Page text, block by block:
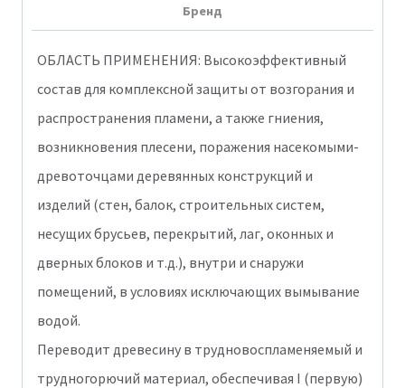
Бренд
ОБЛАСТЬ ПРИМЕНЕНИЯ: Высокоэффективный
состав для комплексной защиты от возгорания и
распространения пламени, а также гниения,
возникновения плесени, поражения насекомыми-
древоточцами деревянных конструкций и
изделий (стен, балок, строительных систем,
несущих брусьев, перекрытий, лаг, оконных и
дверных блоков и т.д.), внутри и снаружи
помещений, в условиях исключающих вымывание
водой.
Переводит древесину в трудновоспламеняемый и
трудногорючий материал, обеспечивая I (первую)